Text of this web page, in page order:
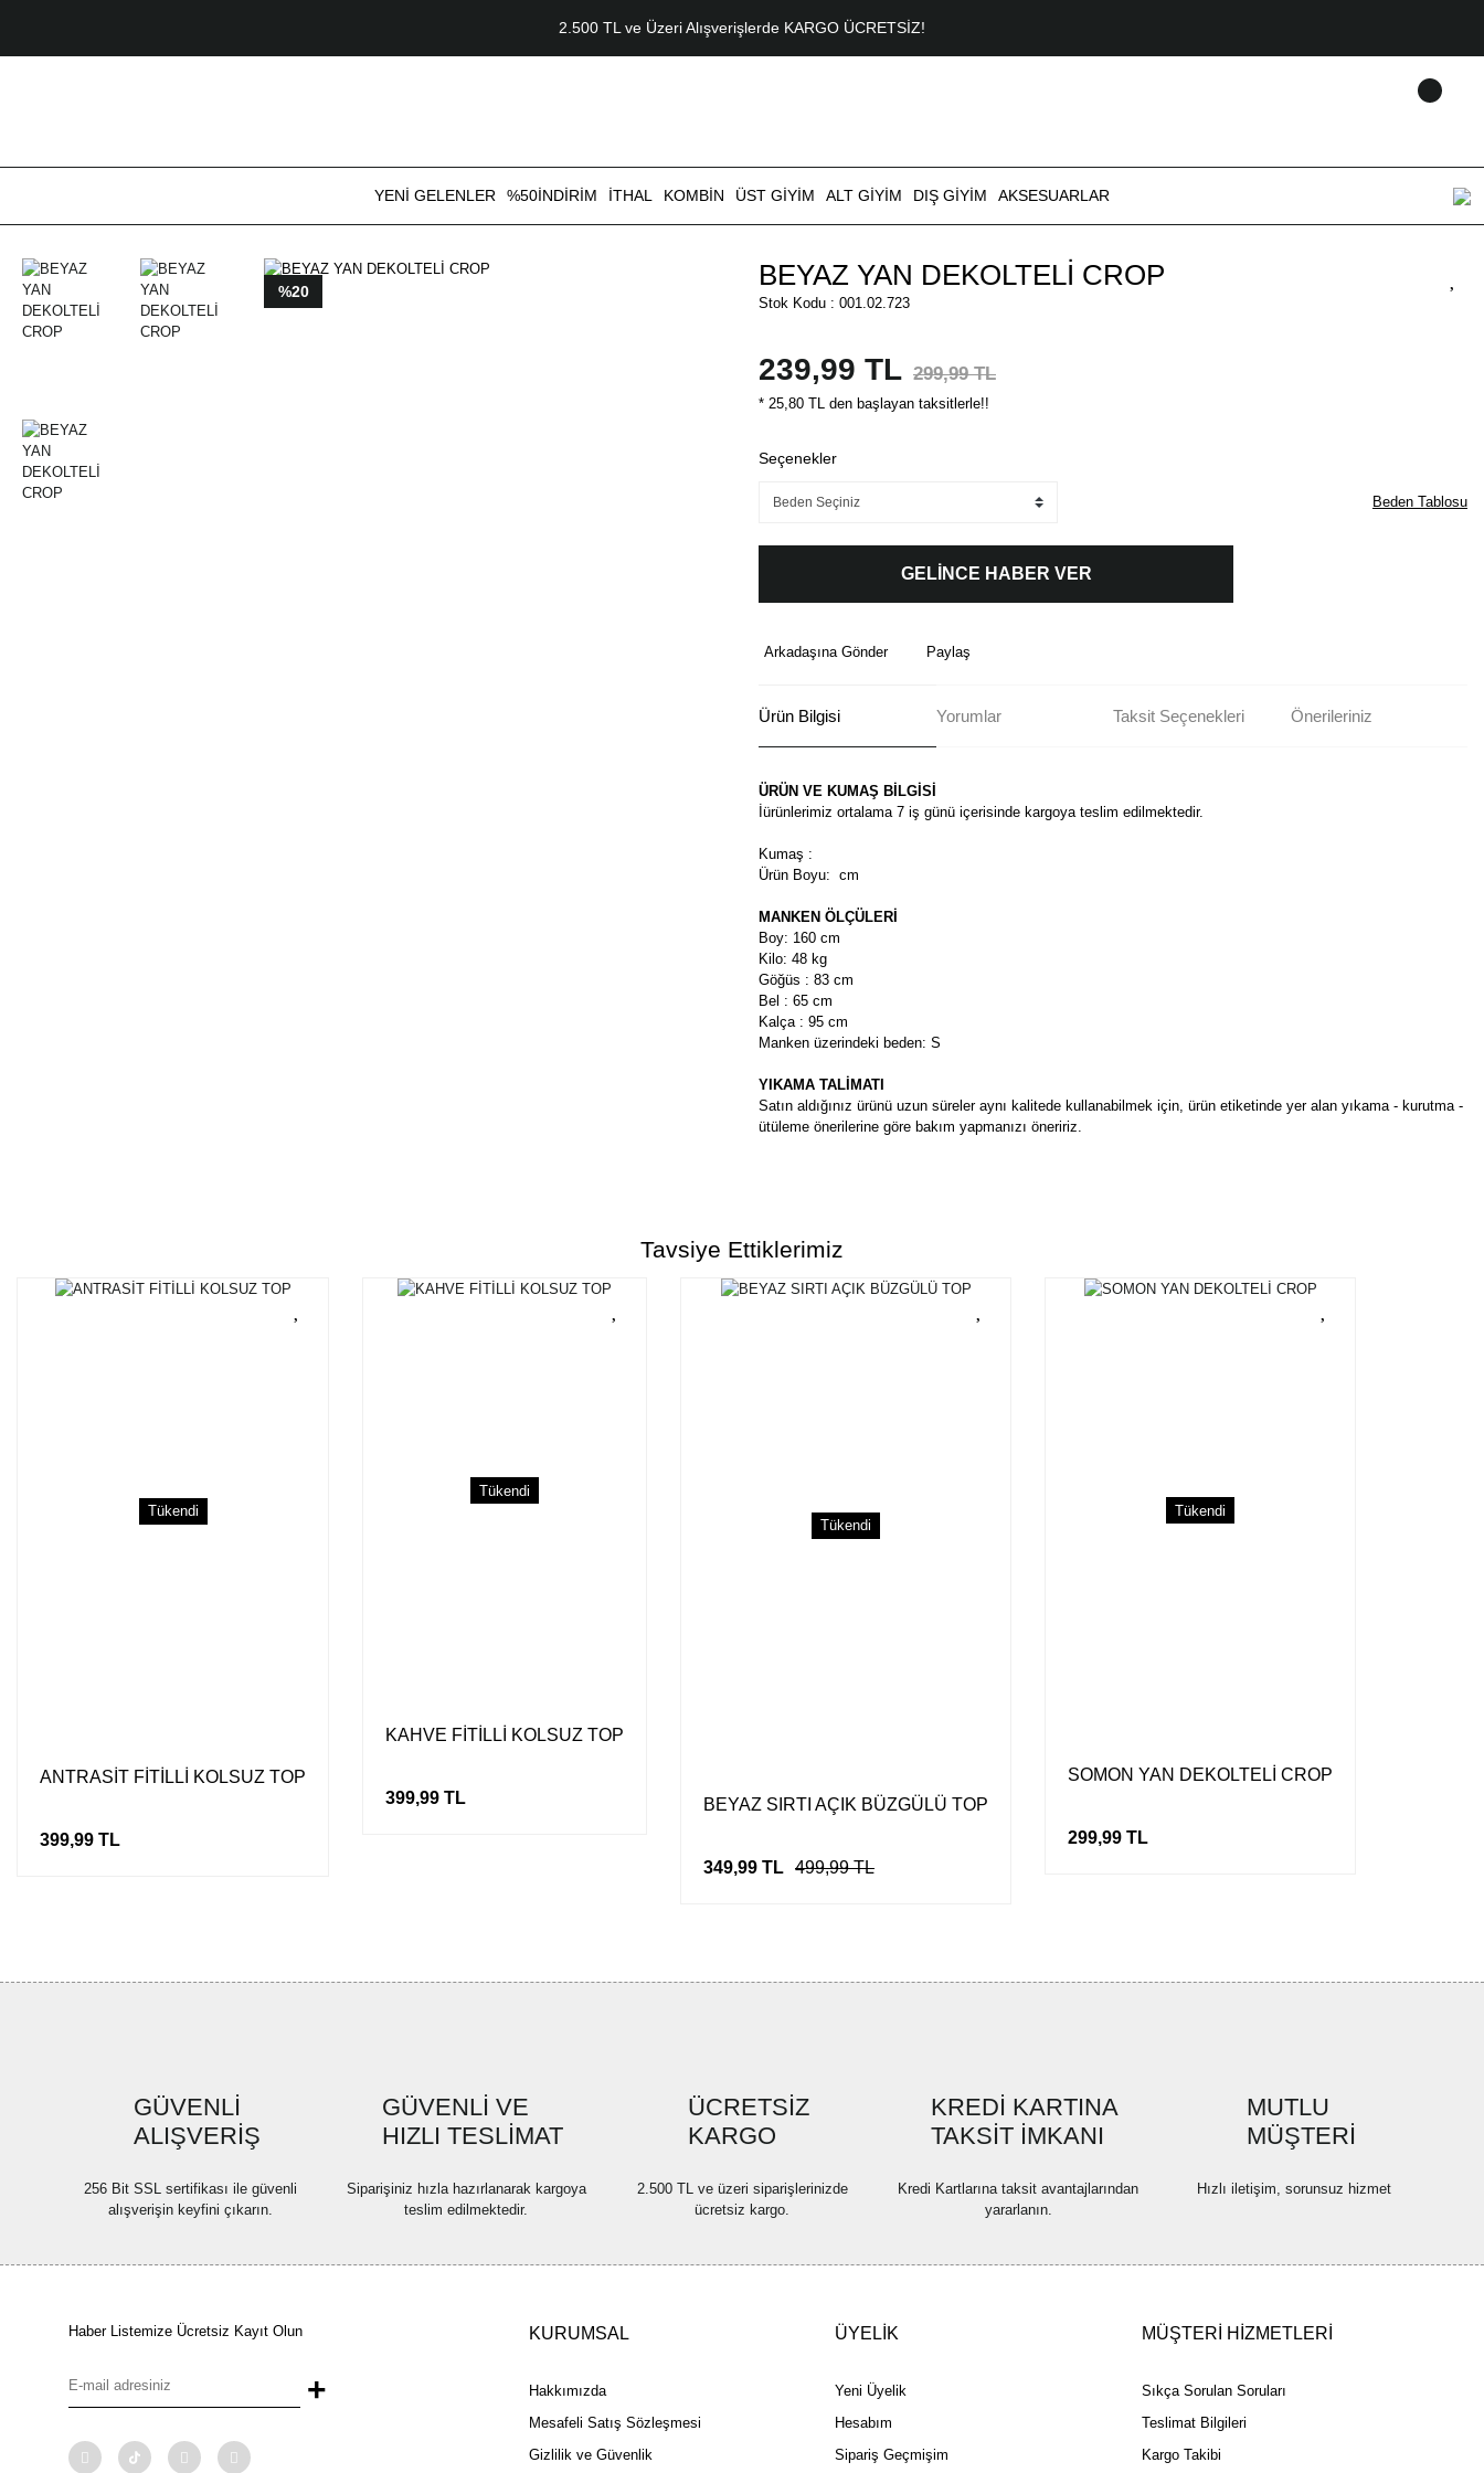
2.500 TL ve Üzeri Alışverişlerde KARGO ÜCRETSİZ!
YENİ GELENLER %50İNDİRİM İTHAL KOMBİN ÜST GİYİM ALT GİYİM DIŞ GİYİM AKSESUARLAR
%20 BEYAZ YAN DEKOLTELİ CROP
Stok Kodu : 001.02.723
239,99 TL 299,99 TL
* 25,80 TL den başlayan taksitlerle!!
Seçenekler
Beden Tablosu
GELİNCE HABER VER
Arkadaşına Gönder Paylaş
Ürün Bilgisi Yorumlar Taksit Seçenekleri Önerileriniz
ÜRÜN VE KUMAŞ BİLGİSİ
İürünlerimiz ortalama 7 iş günü içerisinde kargoya teslim edilmektedir.
Kumaş :
Ürün Boyu: cm
MANKEN ÖLÇÜLERİ
Boy: 160 cm
Kilo: 48 kg
Göğüs : 83 cm
Bel : 65 cm
Kalça : 95 cm
Manken üzerindeki beden: S
YIKAMA TALİMATI
Satın aldığınız ürünü uzun süreler aynı kalitede kullanabilmek için, ürün etiketinde yer alan yıkama - kurutma -
ütüleme önerilerine göre bakım yapmanızı öneririz.
Yorum Yaz
Görüş ve önerileriniz için teşekkür ederiz.
Ürün resmi kalitesiz, bozuk veya görüntülenemiyor.
Tavsiye Ettiklerimiz
Tükendi
ANTRASİT FİTİLLİ KOLSUZ TOP
399,99 TL
Tükendi
KAHVE FİTİLLİ KOLSUZ TOP
399,99 TL
Tükendi
BEYAZ SIRTI AÇIK BÜZGÜLÜ TOP
349,99 TL 499,99 TL
Tükendi
SOMON YAN DEKOLTELİ CROP
299,99 TL
GÜVENLİ
ALIŞVERİŞ
256 Bit SSL sertifikası ile güvenli
alışverişin keyfini çıkarın.
GÜVENLİ VE
HIZLI TESLİMAT
Siparişiniz hızla hazırlanarak kargoya
teslim edilmektedir.
ÜCRETSİZ
KARGO
2.500 TL ve üzeri siparişlerinizde
ücretsiz kargo.
KREDİ KARTINA
TAKSİT İMKANI
Kredi Kartlarına taksit avantajlarından
yararlanın.
MUTLU
MÜŞTERİ
Hızlı iletişim, sorunsuz hizmet
Haber Listemize Ücretsiz Kayıt Olun
+
KURUMSAL
Hakkımızda
Mesafeli Satış Sözleşmesi
Gizlilik ve Güvenlik
ÜYELİK
Yeni Üyelik
Hesabım
Sipariş Geçmişim
MÜŞTERİ HİZMETLERİ
Sıkça Sorulan Soruları
Teslimat Bilgileri
Kargo Takibi